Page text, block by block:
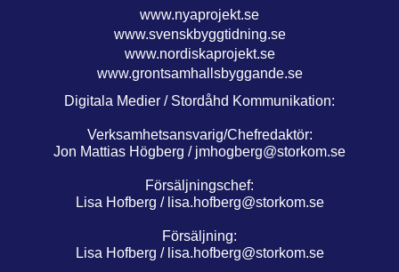
www.nyaprojekt.se
www.svenskbyggtidning.se
www.nordiskaprojekt.se
www.grontsamhallsbyggande.se
Digitala Medier / Stordåhd Kommunikation:
Verksamhetsansvarig/Chefredaktör:
Jon Mattias Högberg / jmhogberg@storkom.se
Försäljningschef:
Lisa Hofberg / lisa.hofberg@storkom.se
Försäljning:
Lisa Hofberg / lisa.hofberg@storkom.se